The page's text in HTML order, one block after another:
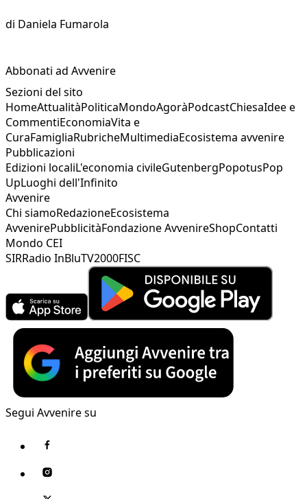
di Daniela Fumarola
Abbonati ad Avvenire
Sezioni del sito
HomeAttualitàPoliticaMondoAgoràPodcastChiesaIdee e
CommentiEconomiaVita e
CuraFamigliaRubricheMultimediaEcosistema avvenire
Pubblicazioni
Edizioni localiL'economia civileGutenbergPopotusPop
UpLuoghi dell'Infinito
Avvenire
Chi siamoRedazioneEcosistema
AvvenirePubblicitàFondazione AvvenireShopContatti
Mondo CEI
SIRRadio InBluTV2000FISC
Segui Avvenire su